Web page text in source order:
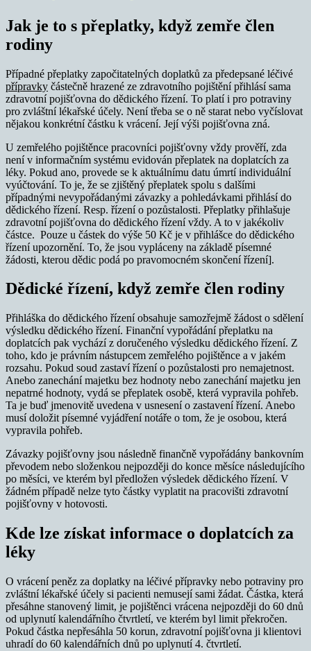
Jak je to s přeplatky, když zemře člen
rodiny
Případné přeplatky započitatelných doplatků za předepsané léčivé
přípravky částečně hrazené ze zdravotního pojištění přihlásí sama
zdravotní pojišťovna do dědického řízení. To platí i pro potraviny
pro zvláštní lékařské účely. Není třeba se o ně starat nebo vyčíslovat
nějakou konkrétní částku k vrácení. Její výši pojišťovna zná.
U zemřelého pojištěnce pracovníci pojišťovny vždy prověří, zda
není v informačním systému evidován přeplatek na doplatcích za
léky. Pokud ano, provede se k aktuálnímu datu úmrtí individuální
vyúčtování. To je, že se zjištěný přeplatek spolu s dalšími
případnými nevypořádanými závazky a pohledávkami přihlásí do
dědického řízení. Resp. řízení o pozůstalosti. Přeplatky přihlašuje
zdravotní pojišťovna do dědického řízení vždy. A to v jakékoliv
částce. Pouze u částek do výše 50 Kč je v přihlášce do dědického
řízení upozornění. To, že jsou vypláceny na základě písemné
žádosti, kterou dědic podá po pravomocném skončení řízení].
Dědické řízení, když zemře člen rodiny
Přihláška do dědického řízení obsahuje samozřejmě žádost o sdělení
výsledku dědického řízení. Finanční vypořádání přeplatku na
doplatcích pak vychází z doručeného výsledku dědického řízení. Z
toho, kdo je právním nástupcem zemřelého pojištěnce a v jakém
rozsahu. Pokud soud zastaví řízení o pozůstalosti pro nemajetnost.
Anebo zanechání majetku bez hodnoty nebo zanechání majetku jen
nepatrné hodnoty, vydá se přeplatek osobě, která vypravila pohřeb.
Ta je buď jmenovitě uvedena v usnesení o zastavení řízení. Anebo
musí doložit písemné vyjádření notáře o tom, že je osobou, která
vypravila pohřeb.
Závazky pojišťovny jsou následně finančně vypořádány bankovním
převodem nebo složenkou nejpozději do konce měsíce následujícího
po měsíci, ve kterém byl předložen výsledek dědického řízení. V
žádném případě nelze tyto částky vyplatit na pracovišti zdravotní
pojišťovny v hotovosti.
Kde lze získat informace o doplatcích za
léky
O vrácení peněz za doplatky na léčivé přípravky nebo potraviny pro
zvláštní lékařské účely si pacienti nemusejí sami žádat. Částka, která
přesáhne stanovený limit, je pojištěnci vrácena nejpozději do 60 dnů
od uplynutí kalendářního čtvrtletí, ve kterém byl limit překročen.
Pokud částka nepřesáhla 50 korun, zdravotní pojišťovna ji klientovi
uhradí do 60 kalendářních dnů po uplynutí 4. čtvrtletí.